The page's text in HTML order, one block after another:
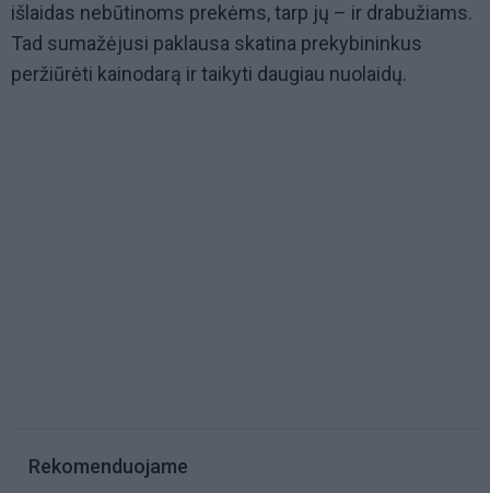
išlaidas nebūtinoms prekėms, tarp jų – ir drabužiams.
Tad sumažėjusi paklausa skatina prekybininkus
peržiūrėti kainodarą ir taikyti daugiau nuolaidų.
Rekomenduojame